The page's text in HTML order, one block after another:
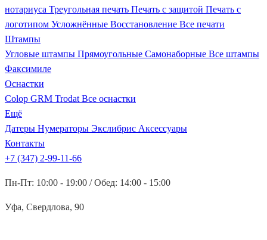
нотариуса Треугольная печать Печать с защитой Печать с
логотипом Усложнённые Восстановление Все печати
Штампы
Угловые штампы Прямоугольные Самонаборные Все штампы
Факсимиле
Оснастки
Colop GRM Trodat Все оснастки
Ещё
Датеры Нумераторы Экслибрис Аксессуары
Контакты
+7 (347) 2-99-11-66
Пн-Пт: 10:00 - 19:00 / Обед: 14:00 - 15:00
Уфа, Свердлова, 90